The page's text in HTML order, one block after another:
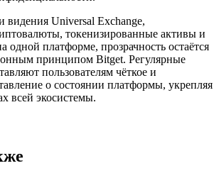
видения Universal Exchange,
токенизированные активы и
одной платформе, прозрачность остаётся
принципом Bitget. Регулярные
пользователям чёткое и
о состоянии платформы, укрепляя
всей экосистемы.